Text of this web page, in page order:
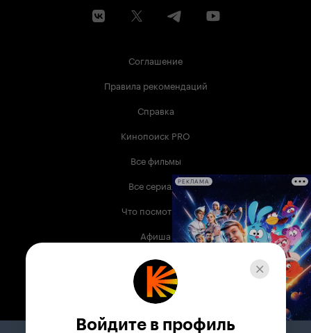
Соглашение
Правила рекомендаций
Справка
Кинопоиск PRO
Все фильмы
Все сериалы
Что посмотреть
Афиша
Музыка
Телепрограмма
РЕКЛАМА
Войдите в профиль